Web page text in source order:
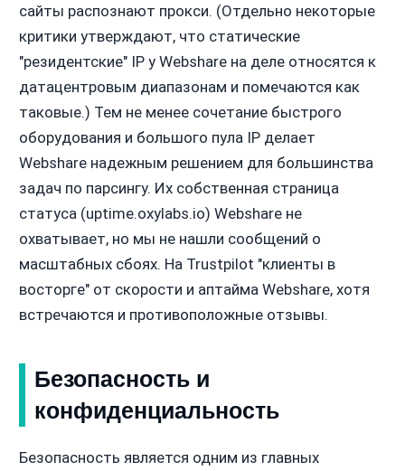
сайты распознают прокси. (Отдельно некоторые
критики утверждают, что статические
"резидентские" IP у Webshare на деле относятся к
датацентровым диапазонам и помечаются как
таковые.) Тем не менее сочетание быстрого
оборудования и большого пула IP делает
Webshare надежным решением для большинства
задач по парсингу. Их собственная страница
статуса (uptime.oxylabs.io) Webshare не
охватывает, но мы не нашли сообщений о
масштабных сбоях. На Trustpilot "клиенты в
восторге" от скорости и аптайма Webshare, хотя
встречаются и противоположные отзывы.
Безопасность и
конфиденциальность
Безопасность является одним из главных